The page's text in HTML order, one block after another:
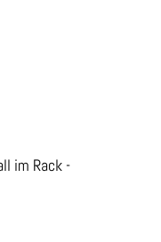
im Rack -